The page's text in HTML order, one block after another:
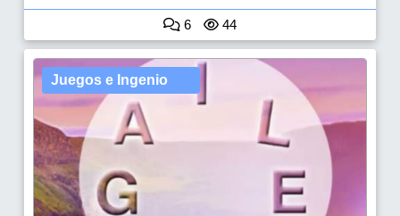
6 44
Juegos e Ingenio